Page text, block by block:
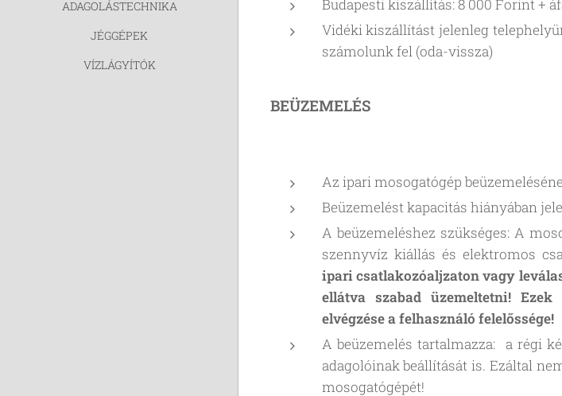
ADAGOLÁSTECHNIKA
JÉGGÉPEK
VÍZLÁGYÍTÓK
Budapesti kiszállítás: 8 000 Forint +
Vidéki kiszállítást jelenleg
számolunk fel (oda-vissza)
BEÜZEMELÉS
Az ipari mosogatógép
Beüzemelést kapacitás hiányában
A beüzemeléshez szükséges: A
szennyvíz kiállás és elektromos
ipari csatlakozóaljzaton vagy
ellátva szabad üzemeltetni!
elvégzése a felhasználó felelőssége!
A beüzemelés tartalmazza: a régi
adagolóinak beállítását is. Ezáltal
mosogatógépét!